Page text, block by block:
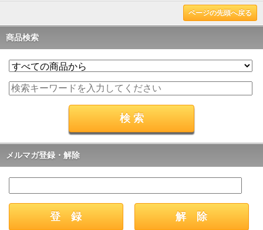
ページの先頭へ戻る
商品検索
メルマガ登録・解除